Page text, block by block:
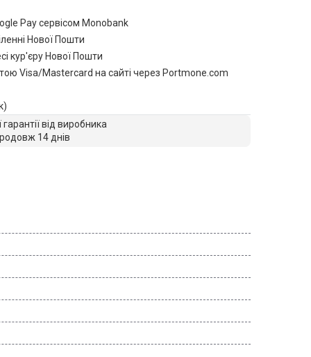
Pay сервісом Monobank
Нової Пошти
кур'єру Нової Пошти
Visa/Mastercard на сайті через Portmone.com
гарантії від виробника
14 днів